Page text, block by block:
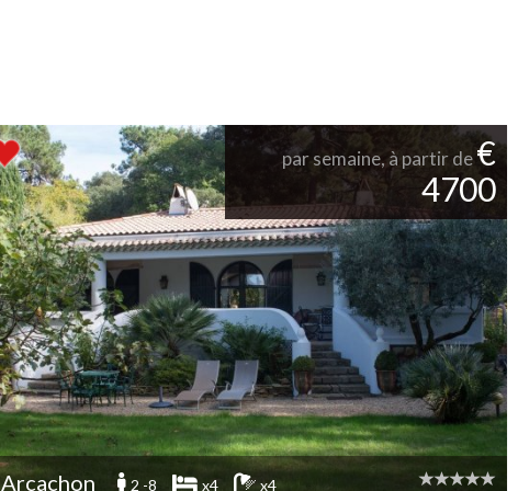
par semaine, à partir de€
4700
Arcachon 2 -8 x4 x4